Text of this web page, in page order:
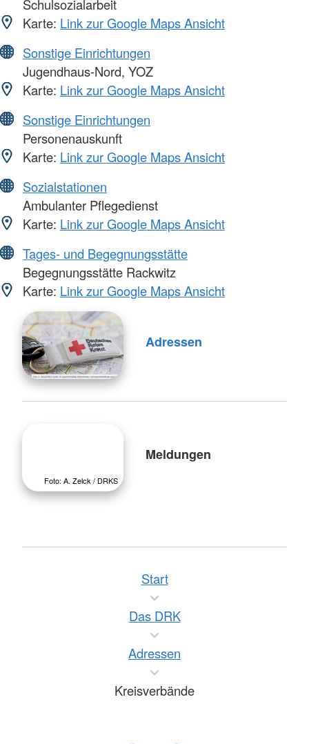
Schulsozialarbeit
Karte: Link zur Google Maps Ansicht
Sonstige Einrichtungen
Jugendhaus-Nord, YOZ
Karte: Link zur Google Maps Ansicht
Sonstige Einrichtungen
Personenauskunft
Karte: Link zur Google Maps Ansicht
Sozialstationen
Ambulanter Pflegedienst
Karte: Link zur Google Maps Ansicht
Tages- und Begegnungsstätte
Begegnungsstätte Rackwitz
Karte: Link zur Google Maps Ansicht
Adressen
Foto: A. Zelck / DRKS
Meldungen
Start
Das DRK
Adressen
Kreisverbände